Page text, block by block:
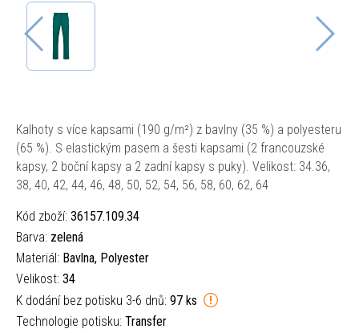
Kalhoty s více kapsami (190 g/m²) z bavlny (35 %) a polyesteru
(65 %). S elastickým pasem a šesti kapsami (2 francouzské
kapsy, 2 boční kapsy a 2 zadní kapsy s puky). Velikost: 34.36,
38, 40, 42, 44, 46, 48, 50, 52, 54, 56, 58, 60, 62, 64
Kód zboží: 36157.109.34
Barva: zelená
Materiál: Bavlna, Polyester
Velikost: 34
K dodání bez potisku 3-6 dnů: 97 ks
Technologie potisku: Transfer